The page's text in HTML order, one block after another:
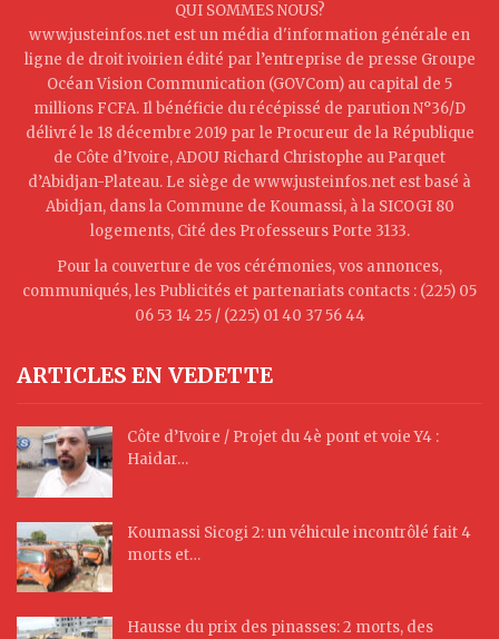
QUI SOMMES NOUS?
www.justeinfos.net est un média d'information générale en
ligne de droit ivoirien édité par l’entreprise de presse Groupe
Océan Vision Communication (GOVCom) au capital de 5
millions FCFA. Il bénéficie du récépissé de parution N°36/D
délivré le 18 décembre 2019 par le Procureur de la République
de Côte d’Ivoire, ADOU Richard Christophe au Parquet
d’Abidjan-Plateau. Le siège de www.justeinfos.net est basé à
Abidjan, dans la Commune de Koumassi, à la SICOGI 80
logements, Cité des Professeurs Porte 3133.
Pour la couverture de vos cérémonies, vos annonces,
communiqués, les Publicités et partenariats contacts : (225) 05
06 53 14 25 / (225) 01 40 37 56 44
ARTICLES EN VEDETTE
Côte d’Ivoire / Projet du 4è pont et voie Y4 :
Haidar…
Koumassi Sicogi 2: un véhicule incontrôlé fait 4
morts et…
Hausse du prix des pinasses: 2 morts, des